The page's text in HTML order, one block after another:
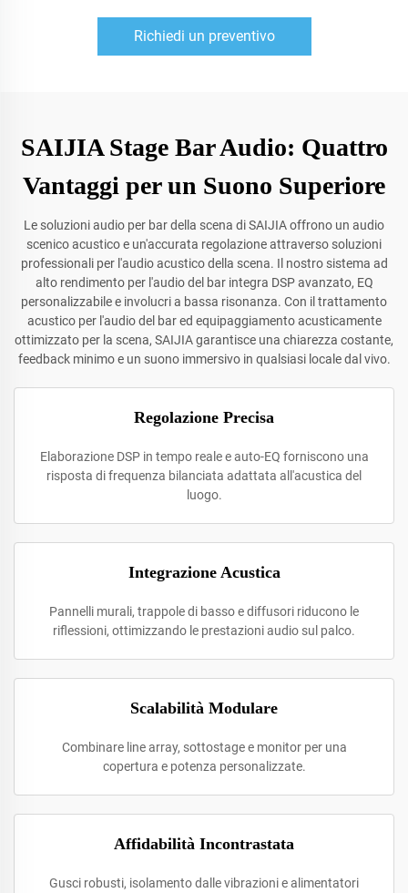
Richiedi un preventivo
SAIJIA Stage Bar Audio: Quattro
Vantaggi per un Suono Superiore
Le soluzioni audio per bar della scena di SAIJIA offrono un audio
scenico acustico e un'accurata regolazione attraverso soluzioni
professionali per l'audio acustico della scena. Il nostro sistema ad
alto rendimento per l'audio del bar integra DSP avanzato, EQ
personalizzabile e involucri a bassa risonanza. Con il trattamento
acustico per l'audio del bar ed equipaggiamento acusticamente
ottimizzato per la scena, SAIJIA garantisce una chiarezza costante,
feedback minimo e un suono immersivo in qualsiasi locale dal vivo.
Regolazione Precisa
Elaborazione DSP in tempo reale e auto-EQ forniscono una
risposta di frequenza bilanciata adattata all'acustica del
luogo.
Integrazione Acustica
Pannelli murali, trappole di basso e diffusori riducono le
riflessioni, ottimizzando le prestazioni audio sul palco.
Scalabilità Modulare
Combinare line array, sottostage e monitor per una
copertura e potenza personalizzate.
Affidabilità Incontrastata
Gusci robusti, isolamento dalle vibrazioni e alimentatori